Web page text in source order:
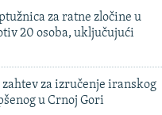
za ratne zločine u
20 osoba, uključujući
za izručenje iranskog
u Crnoj Gori